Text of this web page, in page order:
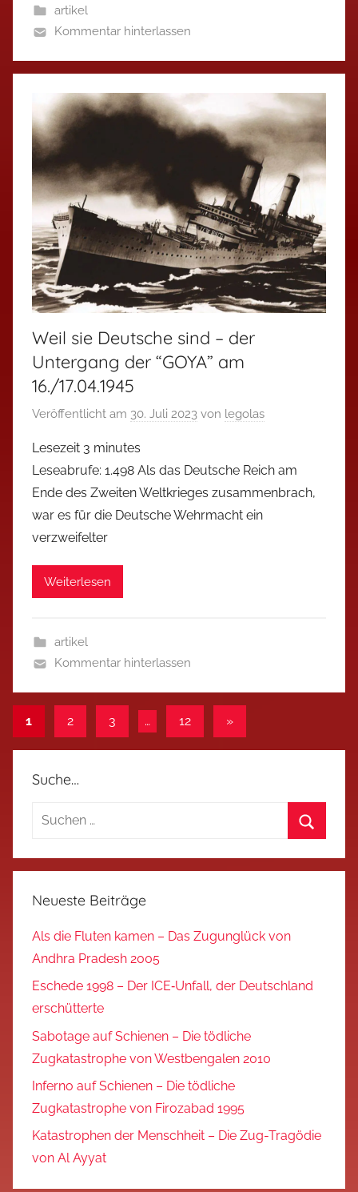
artikel
Kommentar hinterlassen
Weil sie Deutsche sind – der
Untergang der “GOYA” am
16./17.04.1945
Veröffentlicht am 30. Juli 2023 von legolas
Lesezeit 3 minutes
Leseabrufe: 1.498 Als das Deutsche Reich am
Ende des Zweiten Weltkrieges zusammenbrach,
war es für die Deutsche Wehrmacht ein
verzweifelter
Weiterlesen
artikel
Kommentar hinterlassen
Seitennummerierung
der
Beiträge
1 2 3 … 12
Nächste
Beiträge
»
Suche…
Suchen
Neueste Beiträge
Als die Fluten kamen – Das Zugunglück von
Andhra Pradesh 2005
Eschede 1998 – Der ICE‑Unfall, der Deutschland
erschütterte
Sabotage auf Schienen – Die tödliche
Zugkatastrophe von Westbengalen 2010
Inferno auf Schienen – Die tödliche
Zugkatastrophe von Firozabad 1995
Katastrophen der Menschheit – Die Zug-Tragödie
von Al Ayyat